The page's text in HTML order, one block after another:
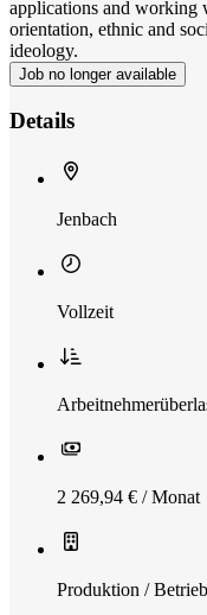
applications and working
orientation, ethnic and
ideology.
Job no longer available
Details
Jenbach
Vollzeit
2 269,94 € / Monat
Produktion / Betrieb